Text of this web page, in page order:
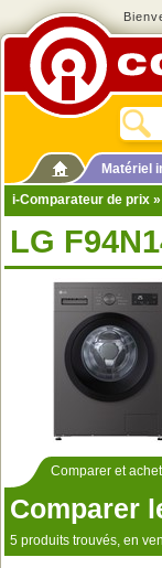
Matériel
i-Comparateur de prix »
LG
Comparer et
Comparer
5 produits trouvés, en